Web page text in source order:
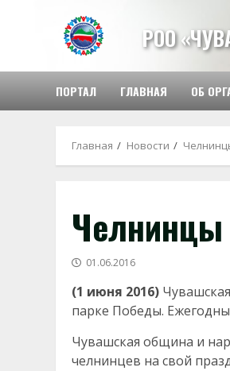
содержимому
РОО
ПОРТАЛ ГЛАВНАЯ ОБ
Главная Новости
Челнинцы
01.06.2016
(1 июня 2016)
парке Победы.
Чувашская община и
челнинцев на свой